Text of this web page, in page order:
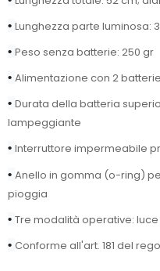
• Lunghezza parte luminosa:
• Peso senza batterie: 250 gr
• Alimentazione con 2
• Durata della batteria
lampeggiante
• Interruttore impermeabile
• Anello in gomma (o-ring)
pioggia
• Tre modalità operative:
• Conforme all'art. 181 del